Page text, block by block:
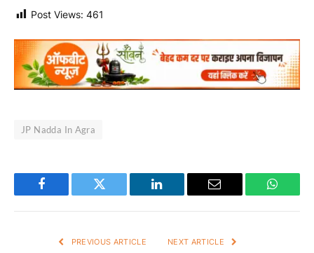
Post Views: 461
JP Nadda In Agra
Facebook Twitter LinkedIn Email
PREVIOUS ARTICLE NEXT ARTICLE